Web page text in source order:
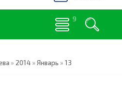
» 2014»Январь »13